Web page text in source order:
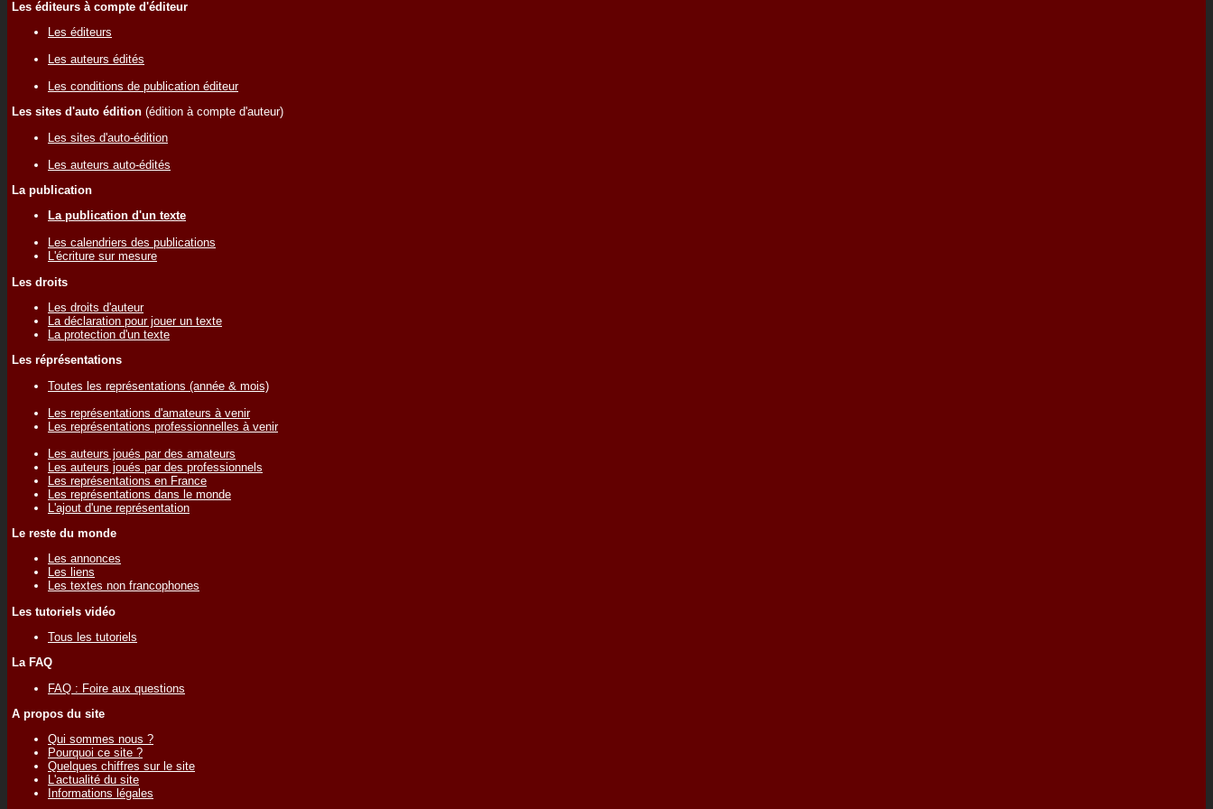
Les éditeurs à compte d'éditeur
Les éditeurs
Les auteurs édités
Les conditions de publication éditeur
Les sites d'auto édition (édition à compte d'auteur)
Les sites d'auto-édition
Les auteurs auto-édités
La publication
La publication d'un texte
Les calendriers des publications
L'écriture sur mesure
Les droits
Les droits d'auteur
La déclaration pour jouer un texte
La protection d'un texte
Les réprésentations
Toutes les représentations (année & mois)
Les représentations d'amateurs à venir
Les représentations professionnelles à venir
Les auteurs joués par des amateurs
Les auteurs joués par des professionnels
Les représentations en France
Les représentations dans le monde
L'ajout d'une représentation
Le reste du monde
Les annonces
Les liens
Les textes non francophones
Les tutoriels vidéo
Tous les tutoriels
La FAQ
FAQ : Foire aux questions
A propos du site
Qui sommes nous ?
Pourquoi ce site ?
Quelques chiffres sur le site
L'actualité du site
Informations légales